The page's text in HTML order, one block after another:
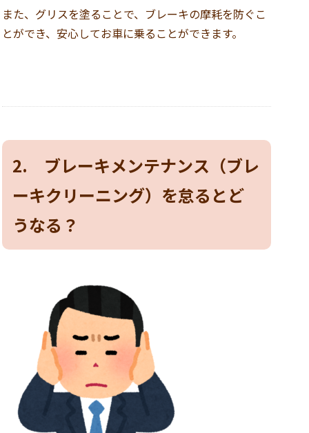
また、グリスを塗ることで、ブレーキの摩耗を防ぐこ
とができ、安心してお車に乗ることができます。
2. ブレーキメンテナンス（ブレ
ーキクリーニング）を怠るとど
うなる？